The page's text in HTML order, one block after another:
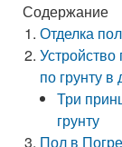
Содержание
Отделка
по грунту
Три
грунту
Пол в